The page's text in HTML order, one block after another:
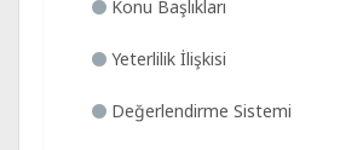
Konu Başlıkları
Yeterlilik İlişkisi
Değerlendirme Sistemi